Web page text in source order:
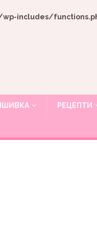
includes/
РЕЦЕПТИ